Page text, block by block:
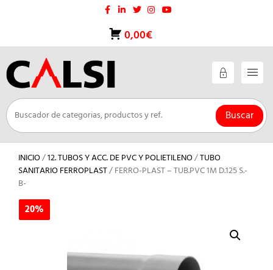
0,00€
Buscar
INICIO/12. TUBOS Y ACC. DE PVC Y POLIETILENO/TUBO
SANITARIO FERROPLAST/ FERRO-PLAST – TUB.PVC 1M D.125 S.-
B-
20%
20%